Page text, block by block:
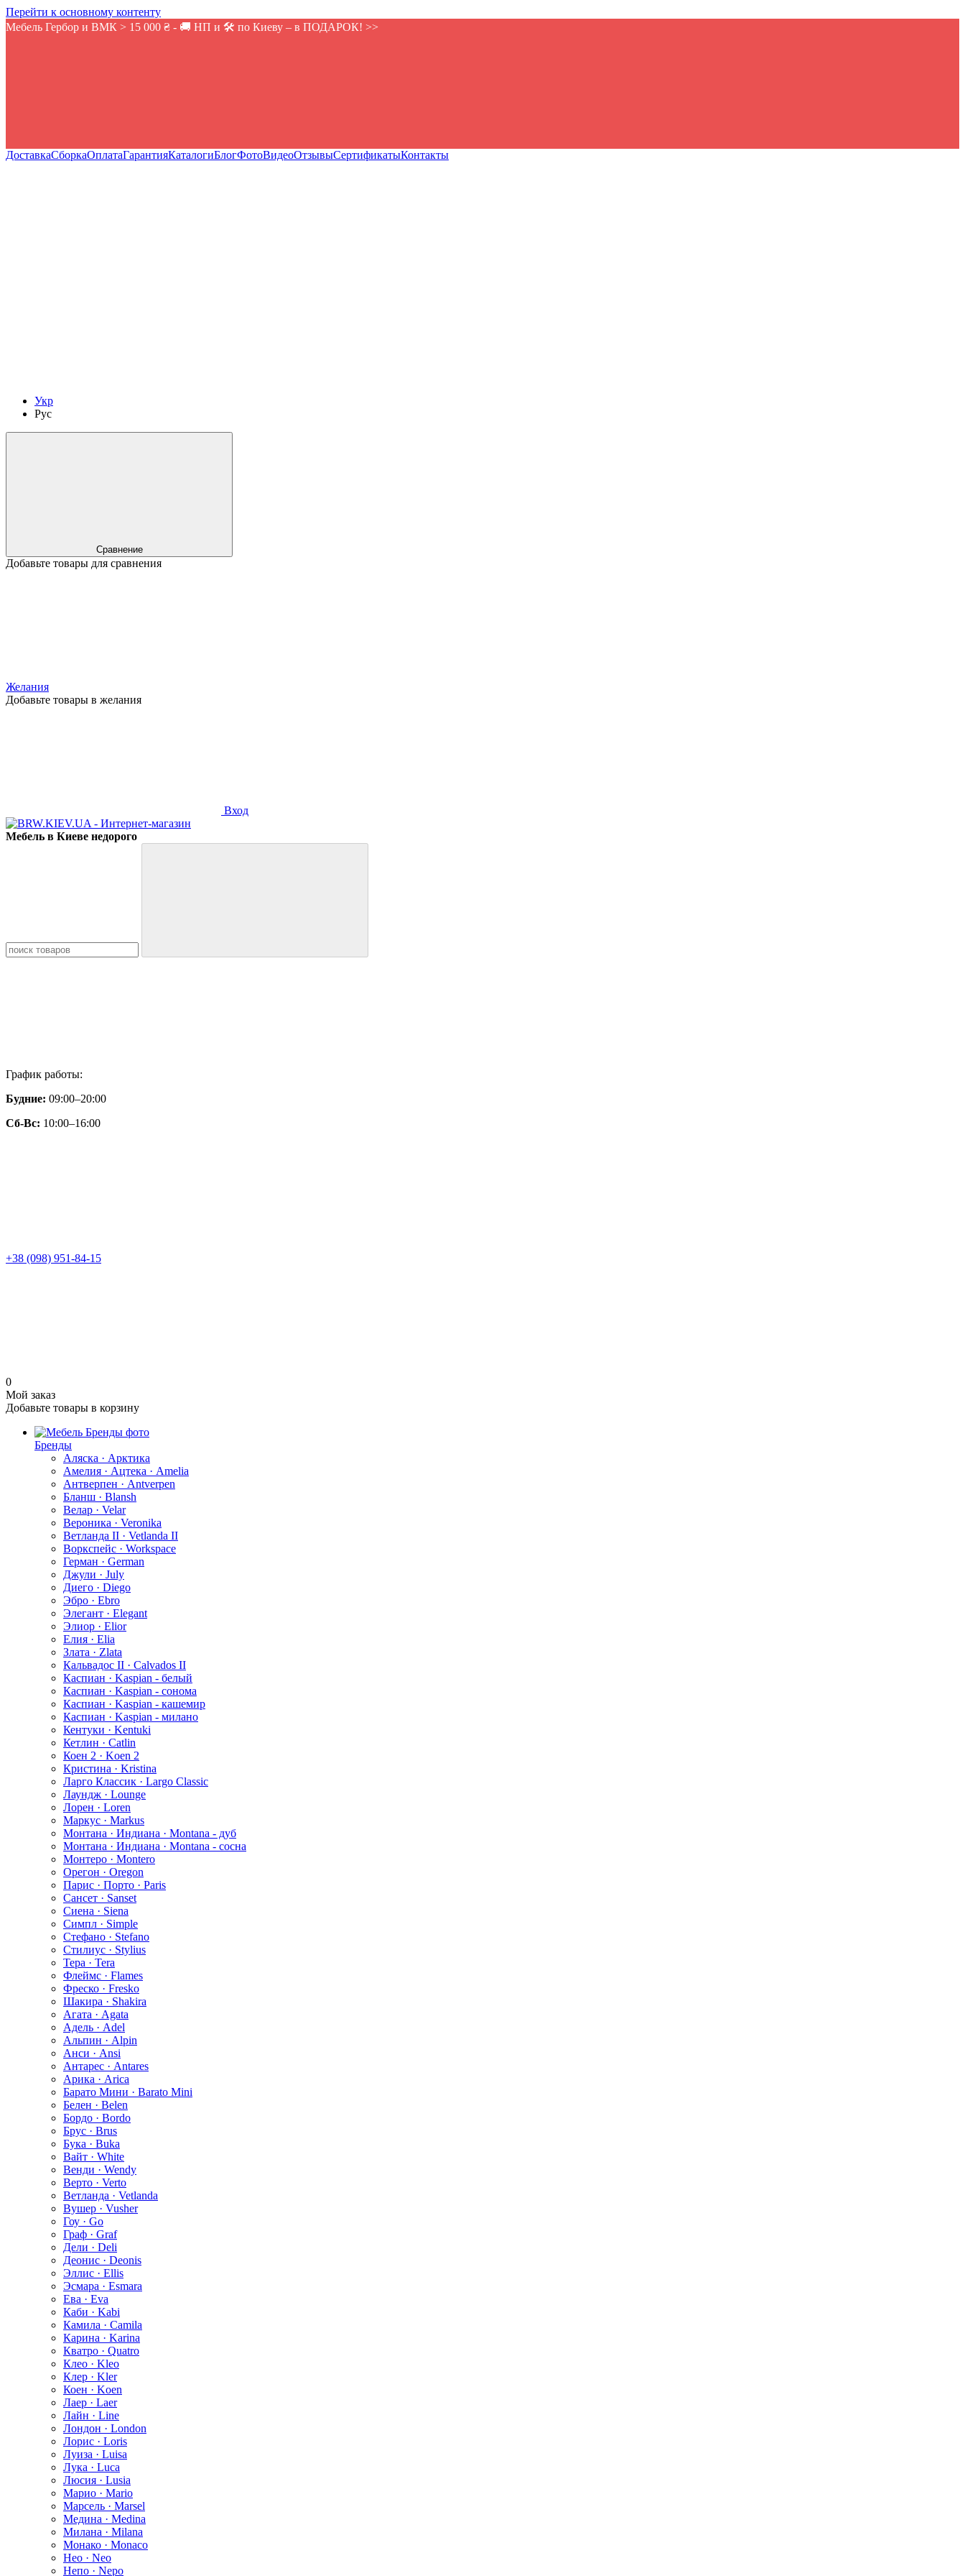
Перейти к основному контенту
Мебель Гербор и ВМК > 15 000 ₴ - 🚚 НП и 🛠️ по Киеву – в ПОДАРОК! >>
ДоставкаСборкаОплатаГарантияКаталогиБлогФотоВидеоОтзывыСертификатыКонтакты
Укр
Рус
Сравнение
Добавьте товары для сравнения
Желания
Добавьте товары в желания
Вход
Мебель в Киеве недорого
График работы:
Будние: 09:00–20:00
Сб-Вс: 10:00–16:00
+38 (098) 951-84-15
0
Мой заказ
Добавьте товары в корзину
Бренды
Аляска · Арктика
Амелия · Ацтека · Amelia
Антверпен · Antverpen
Бланш · Blansh
Велар · Velar
Вероника · Veronika
Ветланда II · Vetlanda II
Воркспейс · Workspace
Герман · German
Джули · July
Диего · Diego
Эбро · Ebro
Элегант · Elegant
Элиор · Elior
Елия · Elia
Злата · Zlata
Кальвадос II · Calvados II
Каспиан · Kaspian - белый
Каспиан · Kaspian - сонома
Каспиан · Kaspian - кашемир
Каспиан · Kaspian - милано
Кентуки · Kentuki
Кетлин · Catlin
Коен 2 · Koen 2
Кристина · Kristina
Ларго Классик · Largo Classic
Лаундж · Lounge
Лорен · Loren
Маркус · Markus
Монтана · Индиана · Montana - дуб
Монтана · Индиана · Montana - сосна
Монтеро · Montero
Орегон · Oregon
Парис · Порто · Paris
Сансет · Sanset
Сиена · Siena
Симпл · Simple
Стефано · Stefano
Стилиус · Stylius
Тера · Tera
Флеймс · Flames
Фреско · Fresko
Шакира · Shakira
Агата · Agata
Адель · Adel
Альпин · Alpin
Анси · Ansi
Антарес · Antares
Арика · Arica
Барато Мини · Barato Mini
Белен · Belen
Бордо · Bordo
Брус · Brus
Бука · Buka
Вайт · White
Венди · Wendy
Верто · Verto
Ветланда · Vetlanda
Вушер · Vusher
Гоу · Go
Граф · Graf
Дели · Deli
Деонис · Deonis
Эллис · Ellis
Эсмара · Esmara
Ева · Eva
Каби · Kabi
Камила · Camila
Карина · Karina
Кватро · Quatro
Клео · Kleo
Клер · Kler
Коен · Koen
Лаер · Laer
Лайн · Line
Лондон · London
Лорис · Loris
Луиза · Luisa
Лука · Luca
Люсия · Lusia
Марио · Mario
Марсель · Marsel
Медина · Medina
Милана · Milana
Монако · Monaco
Нео · Neo
Непо · Nepo